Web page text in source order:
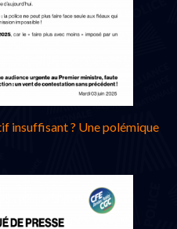
insuffisant ? Une polémique